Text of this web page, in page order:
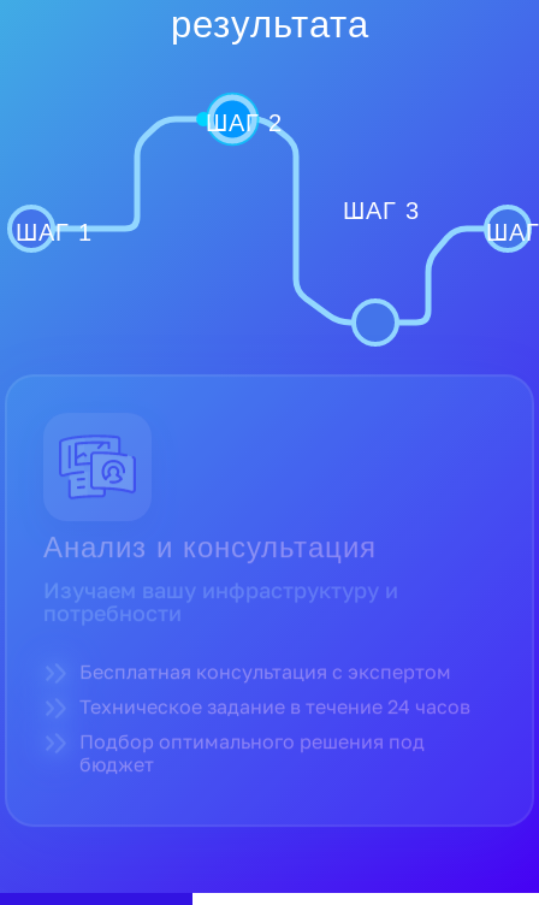
результата
ШАГ 1
ШАГ 2
ШАГ 3
Прямые поставки от официальных
дистрибьюторов